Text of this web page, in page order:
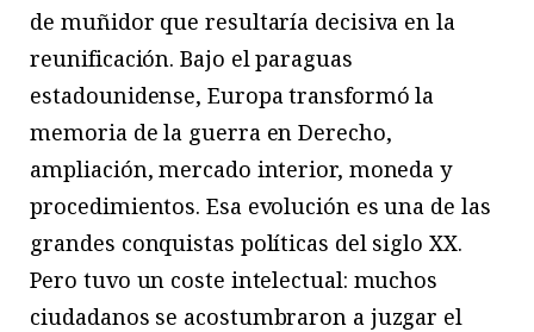
de muñidor que resultaría decisiva en la
reunificación. Bajo el paraguas
estadounidense, Europa transformó la
memoria de la guerra en Derecho,
ampliación, mercado interior, moneda y
procedimientos. Esa evolución es una de las
grandes conquistas políticas del siglo XX.
Pero tuvo un coste intelectual: muchos
ciudadanos se acostumbraron a juzgar el